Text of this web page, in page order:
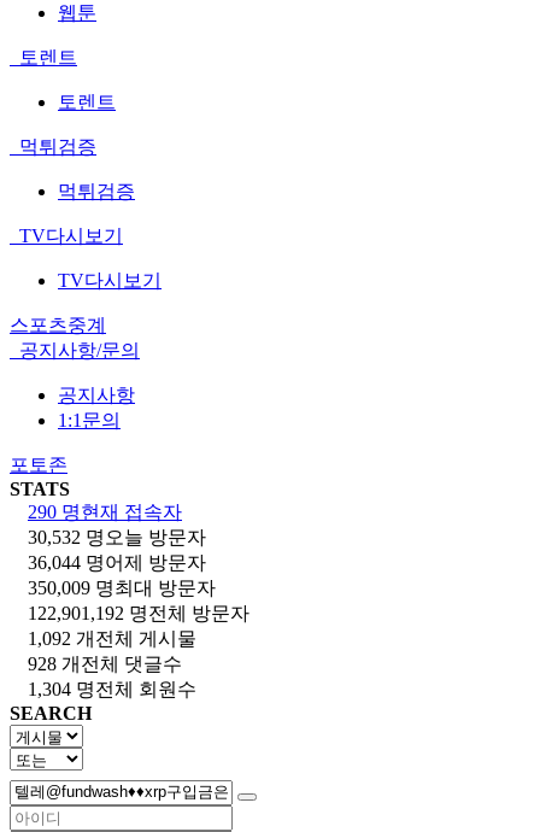
웹툰
토렌트
토렌트
먹튀검증
먹튀검증
TV다시보기
TV다시보기
스포츠중계
공지사항/문의
공지사항
1:1문의
포토존
STATS
290 명현재 접속자
30,532 명 오늘 방문자
36,044 명어제 방문자
350,009 명최대 방문자
122,901,192 명전체 방문자
1,092 개 전체 게시물
928 개 전체 댓글수
1,304 명전체 회원수
SEARCH